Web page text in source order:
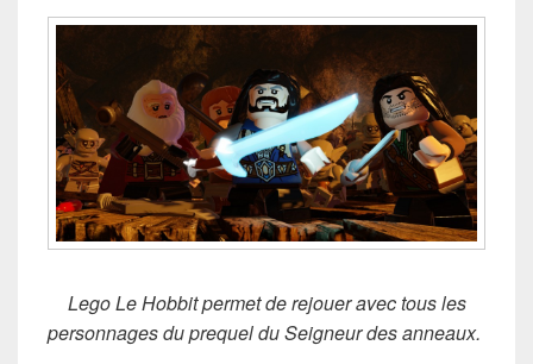
Lego Le Hobbit permet de rejouer avec tous les
personnages du prequel du Seigneur des anneaux.